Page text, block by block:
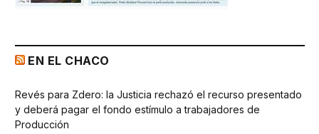
EN EL CHACO
Revés para Zdero: la Justicia rechazó el recurso presentado
y deberá pagar el fondo estímulo a trabajadores de
Producción